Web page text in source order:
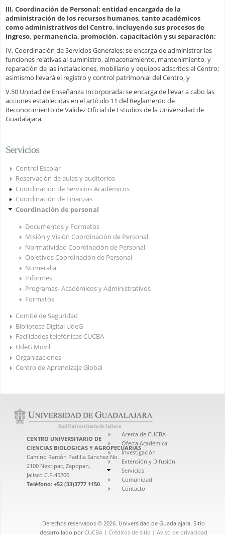
III. Coordinación de Personal: entidad encargada de la
administración de los recursos humanos, tanto académicos
como administrativos del Centro, incluyendo sus procesos de
ingreso, permanencia, promoción, capacitación y su separación;
IV. Coordinación de Servicios Generales: se encarga de administrar las
funciones relativas al suministro, almacenamiento, mantenimiento, y
reparación de las instalaciones, mobiliario y equipos adscritos al Centro;
asimismo llevará el registro y control patrimonial del Centro, y
V.50 Unidad de Enseñanza Incorporada: se encarga de llevar a cabo las
acciones establecidas en el artículo 11 del Reglamento de
Reconocimiento de Validez Oficial de Estudios de la Universidad de
Guadalajara.
Servicios
Control Escolar
Reservación de aulas y auditorios
Coordinación de Servicios Académicos
Coordinación de Finanzas
Coordinación de personal
Documentos y Formatos
Misión y Visión Coordinación de Personal
Normatividad Coordinación de Personal
Objetivos Coordinación de Personal
Numeralia
Informes
Programas- Académicos y Administrativos
Formatos
Comité de Seguridad
Biblioteca Digital UdeG
Facilidades telefónicas CUCBA
UdeG Movil
Organizaciones
Centro de Aprendizaje Global
CENTRO UNIVERSITARIO DE
CIENCIAS BIOLOGICAS Y AGROPECUARIAS
Camino Ramón Padilla Sánchez No.
2100 Nextipac, Zapopan,
Jalisco C.P.45200
Teléfono: +52 (33)3777 1150
Acerca de CUCBA
Oferta Académica
Investigación
Extensión y Difusión
Servicios
Comunidad
Contacto
Derechos reservados © 2026. Universidad de Guadalajara. Sitio
desarrollado porCUCBA | Créditos de sitio | Aviso de privacidad